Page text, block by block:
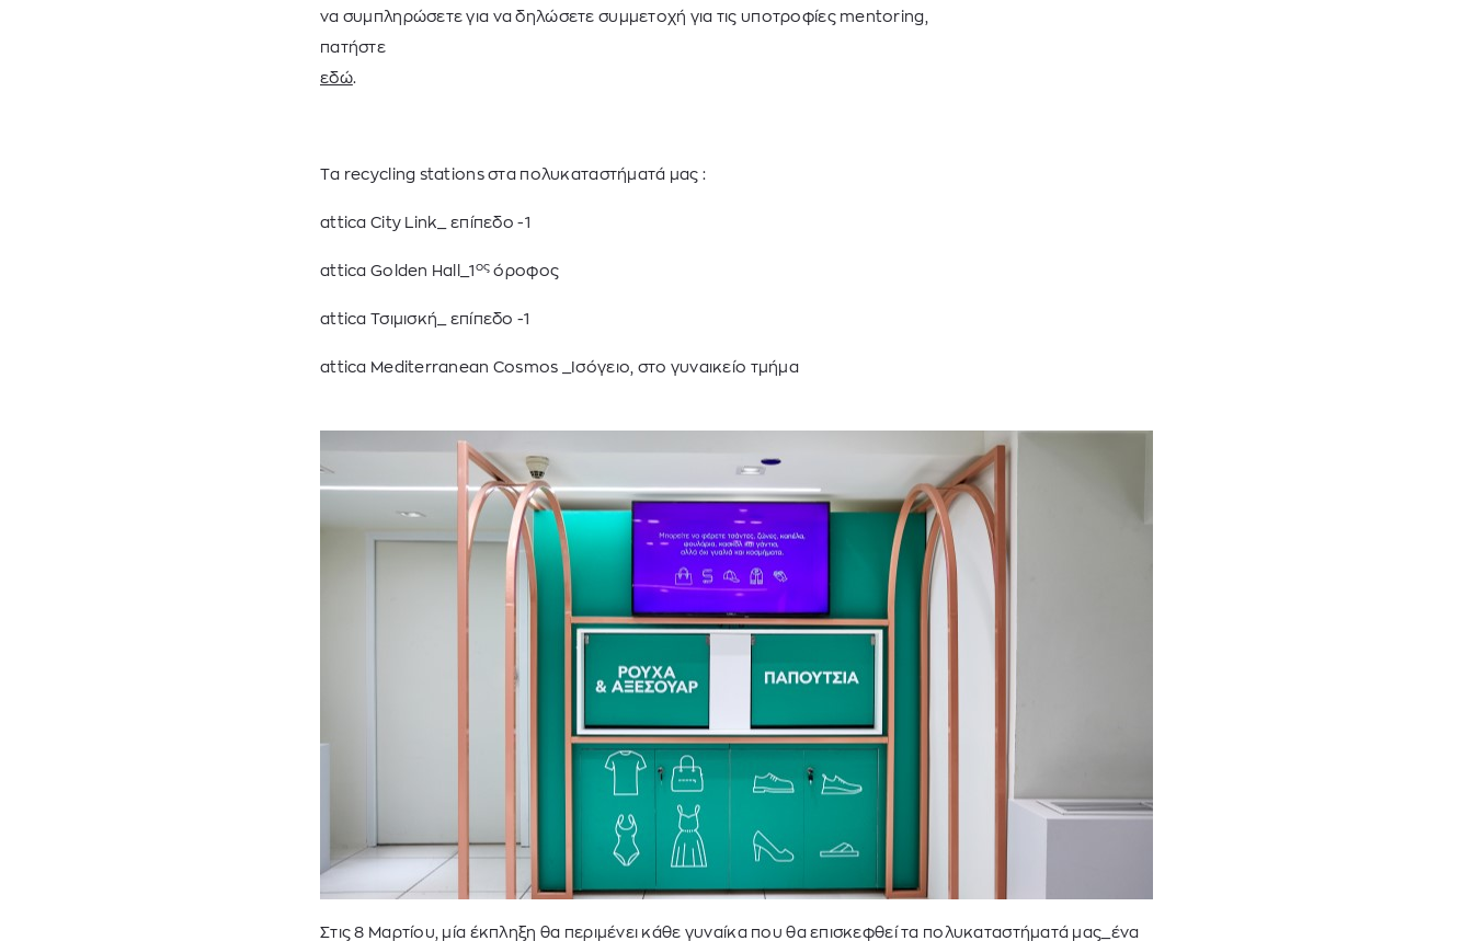
να συμπληρώσετε για να δηλώσετε συμμετοχή για τις υποτροφίες mentoring,
πατήστε
εδώ.
Tα recycling stations στα πολυκαταστήματά μας :
attica City Link_ επίπεδο -1
attica Golden Hall_1 ος όροφος
attica Τσιμισκή_ επίπεδο -1
attica Μediterranean Cosmos _Ισόγειο, στο γυναικείο τμήμα
Στις 8 Μαρτίου, μία έκπληξη θα περιμένει κάθε γυναίκα που θα επισκεφθεί τα πολυκαταστήματά μας_ένα